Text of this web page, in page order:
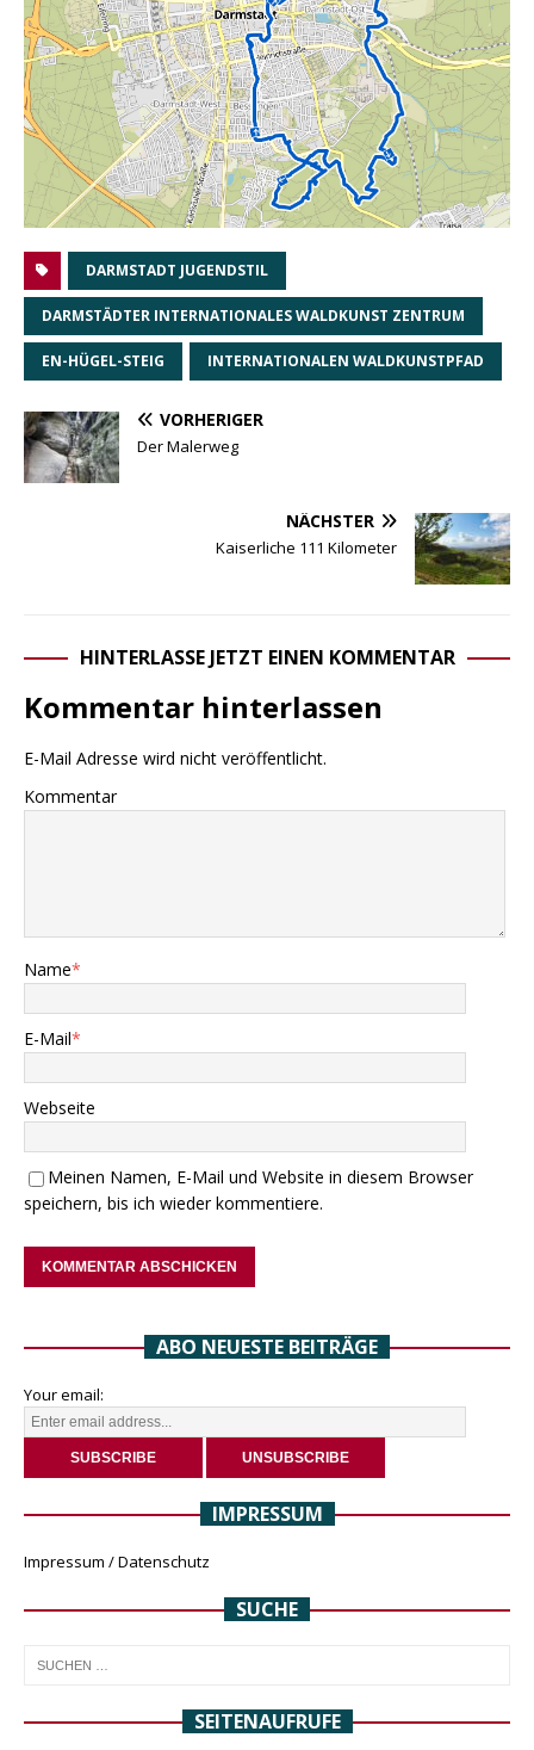
DARMSTADT JUGENDSTIL
DARMSTÄDTER INTERNATIONALES WALDKUNST ZENTRUM
EN-HÜGEL-STEIG INTERNATIONALEN WALDKUNSTPFAD
VORHERIGER
Der Malerweg
NÄCHSTER
Kaiserliche 111 Kilometer
HINTERLASSE JETZT EINEN KOMMENTAR
Kommentar hinterlassen
E-Mail Adresse wird nicht veröffentlicht.
Kommentar
Name*
E-Mail*
Webseite
Meinen Namen, E-Mail und Website in diesem Browser
speichern, bis ich wieder kommentiere.
ABO NEUESTE BEITRÄGE
Your email:
IMPRESSUM
Impressum / Datenschutz
SUCHE
SEITENAUFRUFE